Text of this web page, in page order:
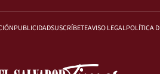
PUBLICIDADSUSCRÍBETEAVISO LEGALPOLÍTICA